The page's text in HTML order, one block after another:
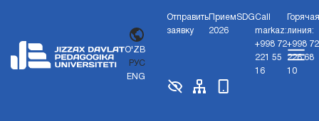
O'ZB
РУС
ENG
Отправить
заявку
Прием
2026
SDGCall
markaz:
+998 72
221 55
16
Горячая
линия:
+998 72
226 68
10